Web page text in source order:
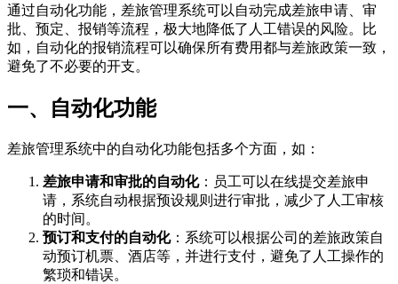
通过自动化功能，差旅管理系统可以自动完成差旅申请、审
批、预定、报销等流程，极大地降低了人工错误的风险。比
如，自动化的报销流程可以确保所有费用都与差旅政策一致，
避免了不必要的开支。
一、自动化功能
差旅管理系统中的自动化功能包括多个方面，如：
差旅申请和审批的自动化：员工可以在线提交差旅申
请，系统自动根据预设规则进行审批，减少了人工审核
的时间。
预订和支付的自动化：系统可以根据公司的差旅政策自
动预订机票、酒店等，并进行支付，避免了人工操作的
繁琐和错误。